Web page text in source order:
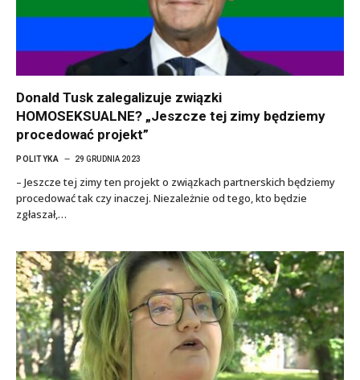
Donald Tusk zalegalizuje związki
HOMOSEKSUALNE? „Jeszcze tej zimy będziemy
procedować projekt”
POLITYKA 29 GRUDNIA 2023
– Jeszcze tej zimy ten projekt o związkach partnerskich będziemy
procedować tak czy inaczej. Niezależnie od tego, kto będzie
zgłaszał,…